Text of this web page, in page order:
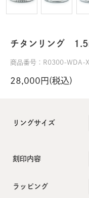
チタンリング
商品番号：R0300-WDA-
28,000円(税込)
リングサイズ
刻印内容
ラッピング